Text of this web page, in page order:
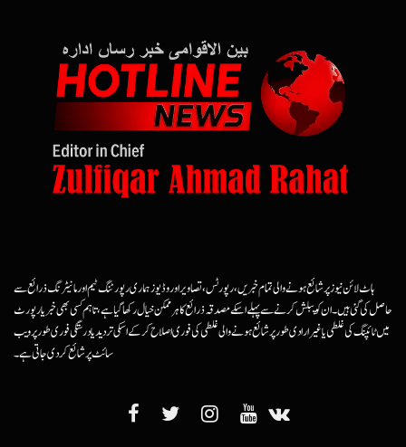
ہاٹ لائن نیوز پر شائع ہونے والی تمام خبریں، رپورٹس، تصاویر اور وڈیوز ہماری رپورٹنگ ٹیم اور مانیٹرنگ ذرائع سے
حاصل کی گئی ہیں۔ ان کو پبلش کرنے سے پہلے اسکے مصدقہ ذرائع کا ہرممکن خیال رکھا گیا ہے، تاہم کسی بھی خبر یا رپورٹ
میں ٹائپنگ کی غلطی یا غیرارادی طور پر شائع ہونے والی غلطی کی فوری اصلاح کرکے اسکی تردید یا درستگی فوری طور پر ویب
سائٹ پر شائع کردی جاتی ہے۔